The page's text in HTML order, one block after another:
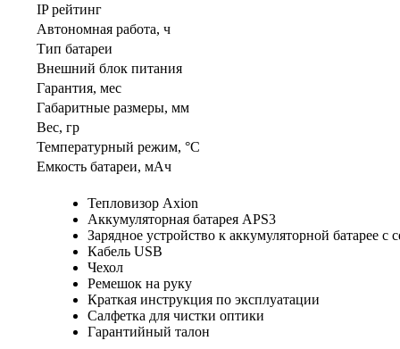
IP рейтинг
Автономная работа, ч
Тип батареи
Внешний блок питания
Гарантия, мес
Габаритные размеры, мм
Вес, гр
Температурный режим, °C
Емкость батареи, мАч
Тепловизор Axion
Аккумуляторная батарея АPS3
Зарядное устройство к аккумуляторной батарее с
Кабель USB
Чехол
Ремешок на руку
Краткая инструкция по эксплуатации
Салфетка для чистки оптики
Гарантийный талон